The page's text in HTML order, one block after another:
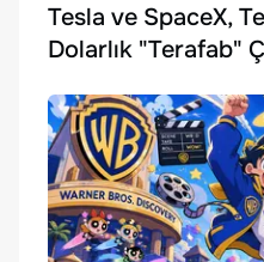
Tesla ve SpaceX,
Dolarlık "Terafab"